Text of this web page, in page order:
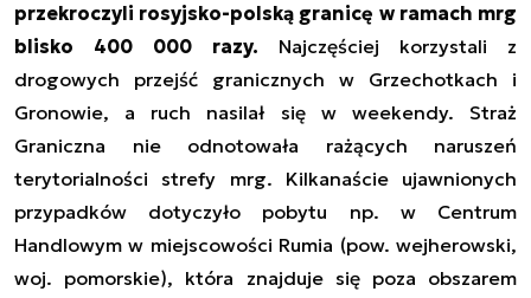
przekroczyli rosyjsko-polską granicę w ramach mrg
blisko 400 000 razy. Najczęściej korzystali z
drogowych przejść granicznych w Grzechotkach i
Gronowie, a ruch nasilał się w weekendy. Straż
Graniczna nie odnotowała rażących naruszeń
terytorialności strefy mrg. Kilkanaście ujawnionych
przypadków dotyczyło pobytu np. w Centrum
Handlowym w miejscowości Rumia (pow. wejherowski,
woj. pomorskie), która znajduje się poza obszarem